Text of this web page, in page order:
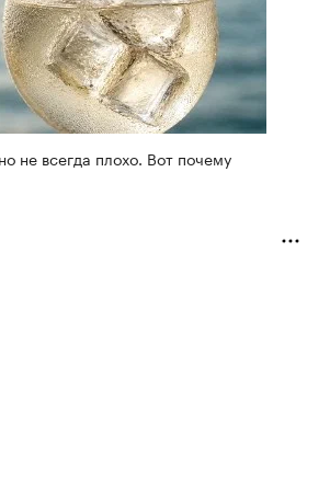
не всегда плохо. Вот почему